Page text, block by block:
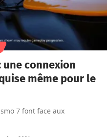
une connexion
même pour le
7 font face aux